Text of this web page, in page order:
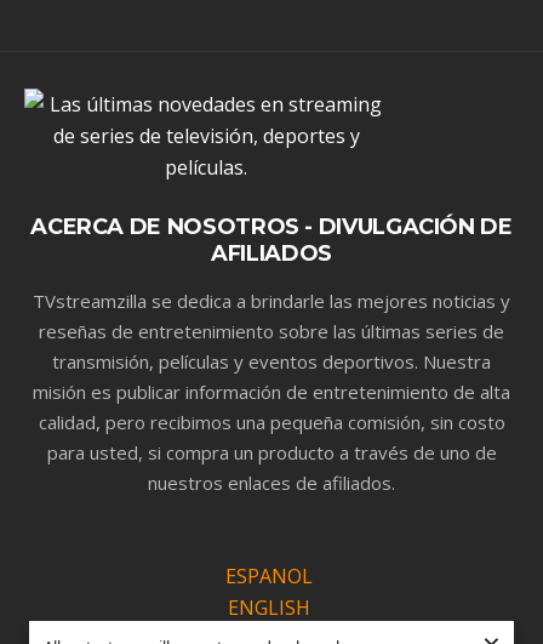
ACERCA DE NOSOTROS - DIVULGACIÓN DE
AFILIADOS
TVstreamzilla se dedica a brindarle las mejores noticias y
reseñas de entretenimiento sobre las últimas series de
transmisión, películas y eventos deportivos. Nuestra
misión es publicar información de entretenimiento de alta
calidad, pero recibimos una pequeña comisión, sin costo
para usted, si compra un producto a través de uno de
nuestros enlaces de afiliados.
ESPANOL
ENGLISH
PORTUGUÊS